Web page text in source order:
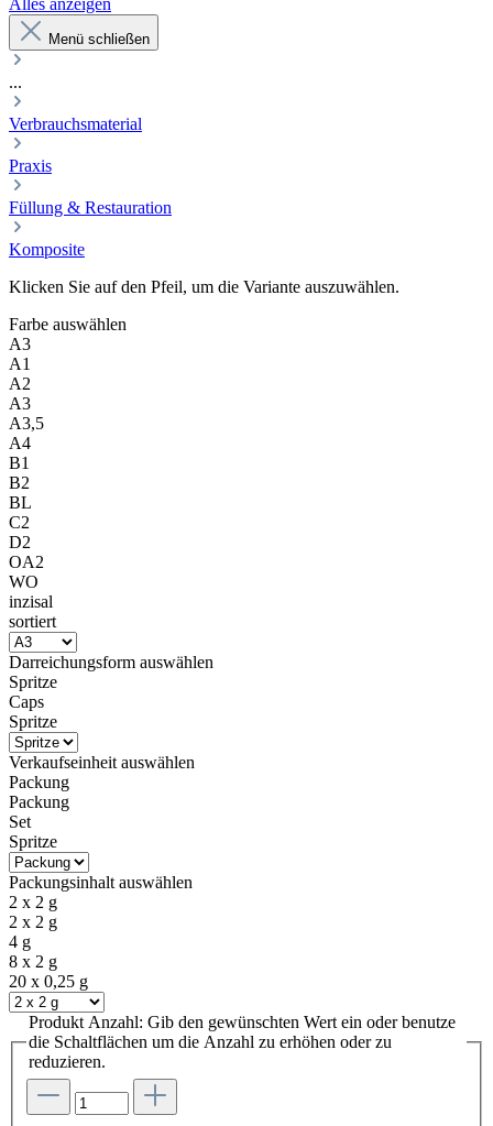
Alles anzeigen
Menü schließen
...
Verbrauchsmaterial
Praxis
Füllung & Restauration
Komposite
Klicken Sie auf den Pfeil, um die Variante auszuwählen.
Farbe auswählen
A3
A1
A2
A3
A3,5
A4
B1
B2
BL
C2
D2
OA2
WO
inzisal
sortiert
Darreichungsform auswählen
Spritze
Caps
Spritze
Verkaufseinheit auswählen
Packung
Packung
Set
Spritze
Packungsinhalt auswählen
2 x 2 g
2 x 2 g
4 g
8 x 2 g
20 x 0,25 g
Produkt Anzahl: Gib den gewünschten Wert ein oder benutze
die Schaltflächen um die Anzahl zu erhöhen oder zu
reduzieren.